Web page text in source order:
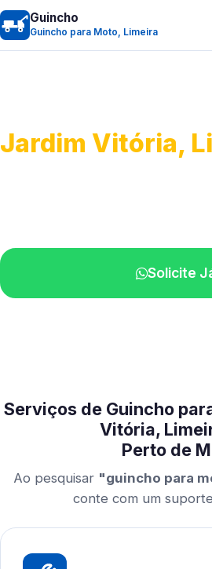
Guincho
Guincho para Moto, Limeira
Jardim Vitória,
Solicite
Serviços de Guincho
Vitória,
Perto de
Ao pesquisar "guincho para
conte com um